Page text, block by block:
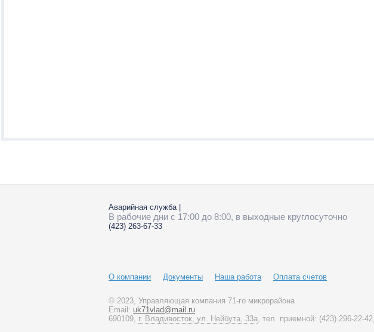
Аварийная служба |
В рабочие дни с 17:00 до 8:00, в выходные круглосуточно
(423) 263-67-33
О компании Документы Наша работа Оплата счетов
© 2023 , Управляющая компания 71-го микрорайона
Email: uk71vlad@mail.ru
690109, г. Владивосток, ул. Нейбута, 33а , тел. приемной: (423) 296-22-42,